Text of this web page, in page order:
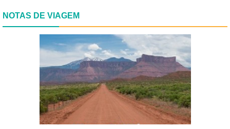
NOTAS DE VIAGEM